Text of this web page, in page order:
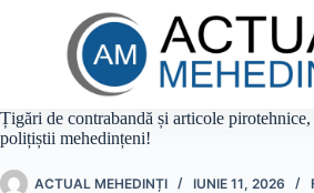
Țigări de contrabandă și articole
polițiștii mehedințeni!
ACTUAL MEHEDINȚI IUNIE 11, 2026